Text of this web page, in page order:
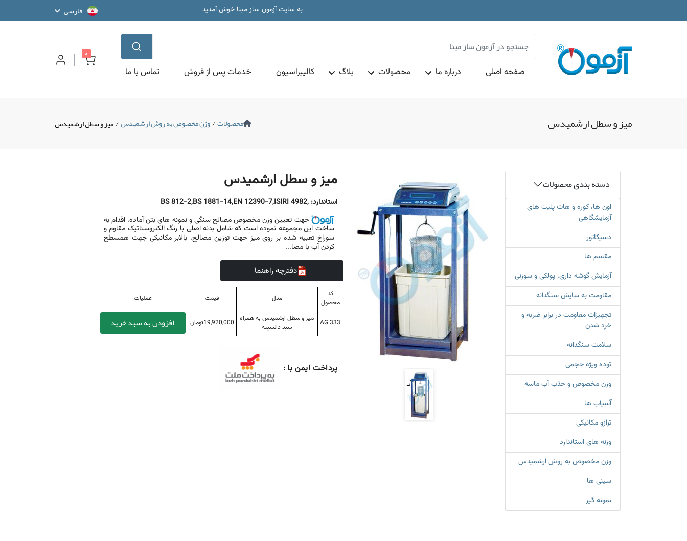
تجهیزات آزمایشگاهی
دانش بنیان
فارسی
صفحه اصلی درباره ما محصولات بلاگ کالیبراسیون خدمات پس از فروش تماس با ما
0
پیام جدید
میز و سطل ارشمیدس محصولات/وزن مخصوص به روش ارشمیدس/میز و سطل ارشمیدس
دسته بندی محصولات
اون ها، کوره و هات پلیت های
آزمایشگاهی
دسیکاتور
مقسم ها
آزمایش گوشه داری، پولکی و سوزنی
مقاومت به سایش سنگدانه
تجهیزات مقاومت در برابر ضربه و
خرد شدن
سلامت سنگدانه
توده ویژه حجمی
وزن مخصوص و جذب آب ماسه
آسیاب ها
ترازو مکانیکی
وزنه های استاندارد
وزن مخصوص به روش ارشمیدس
سینی ها
نمونه گیر
میز و سطل ارشمیدس
استاندارد: ,BS 812-2,BS 1881-14,EN 12390-7,ISIRI 4982
جهت تعیین وزن مخصوص مصالح سنگی و نمونه­ های بتن آماده، اقدام به
ساخت این مجموعه نموده است که شامل بدنه اصلی با رنگ الکتروستاتیک مقاوم و
سوراخ تعبیه شده بر روی میز جهت توزین مصالح، بالابر مکانیکی جهت همسطح
کردن آب با مصا...
دفترچه راهنما
کد
محصول
مدل قیمت عملیات
AG 333
ميز و سطل ارشميدس به همراه
سبد دانسيته
19,920,000تومان افزودن به سبد خرید
پرداخت ایمن با :